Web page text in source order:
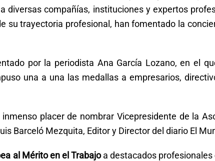
diversas compañías, instituciones y expertos
su trayectoria profesional, han fomentado la
por la periodista Ana García Lozano, en el
una a una las medallas a empresarios,
placer de nombrar Vicepresidente de la
Barceló Mezquita, Editor y Director del diario El
al Mérito en el Trabajoa destacados profesionales